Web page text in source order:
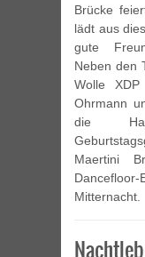
Brücke
lädt aus
gute
Neben den
Wolle
Ohrmann
die
Maertini
Mitternacht.